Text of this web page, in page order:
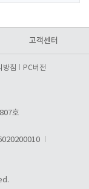
고객센터
방침 PC버전
호